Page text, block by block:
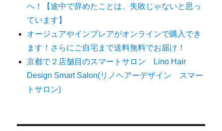
へ！【途中で辞めたことは、失敗じゃないと思っ
ています】
オージュアやインプレアがオンラインで購入でき
ます！さらにご自宅まで送料無料でお届け！
京都で２店舗目のスマートサロン Lino Hair
Design Smart Salon(リノヘアーデザイン スマー
トサロン)